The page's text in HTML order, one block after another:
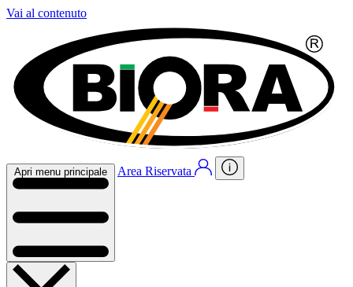
Vai al contenuto
Apri menu principale Area Riservata